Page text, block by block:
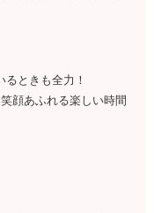
ときも全力！
顔あふれる楽しい時間